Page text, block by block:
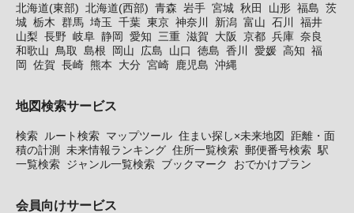
北海道(東部) 北海道(西部) 青森 岩手 宮城 秋田 山形 福島 茨
城 栃木 群馬 埼玉 千葉 東京 神奈川 新潟 富山 石川
福井
山梨 長野 岐阜 静岡 愛知 三重 滋賀 大阪 京都 兵庫 奈良
和歌山
鳥取 島根 岡山 広島 山口 徳島 香川 愛媛 高知 福
岡
佐賀 長崎 熊本 大分 宮崎 鹿児島 沖縄
地図検索サービス
検索 ルート検索 マップツール 住まい探し×未来地図
距離・面
積の計測 未来情報ランキング 住所一覧検索 郵便番号検索 駅
一覧検索 ジャンル一覧検索 ブックマーク おでかけプラン
会員向けサービス